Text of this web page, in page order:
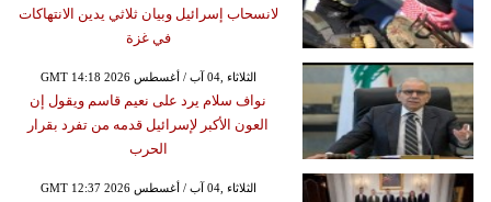
لانسحاب إسرائيل وبيان ثلاثي يدين الانتهاكات
في غزة
GMT 14:18 2026 الثلاثاء ,04 آب / أغسطس
نواف سلام يرد على نعيم قاسم ويقول إن
العون الأكبر لإسرائيل قدمه من تفرد بقرار
الحرب
GMT 12:37 2026 الثلاثاء ,04 آب / أغسطس